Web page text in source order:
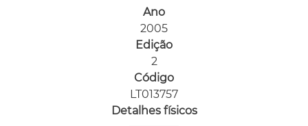
Ano
2005
Edição
2
Código
LT013757
Detalhes físicos